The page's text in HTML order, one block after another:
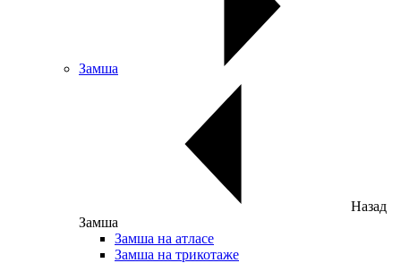
Замша
Назад
Замша
Замша на атласе
Замша на трикотаже